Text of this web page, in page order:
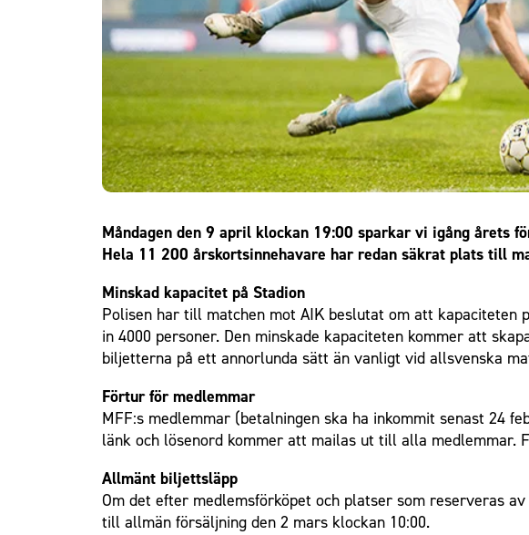
Om Malmö FF
Måndagen den 9 april klockan 19:00 sparkar vi igång årets
Hela 11 200 årskortsinnehavare har redan säkrat plats till
Minskad kapacitet på Stadion
Polisen har till matchen mot AIK beslutat om att
in 4000 personer. Den minskade kapaciteten kommer att
biljetterna på ett annorlunda sätt än vanligt vid allsvenska
Förtur för medlemmar
MFF:s medlemmar (betalningen ska ha inkommit senast 24
länk och lösenord kommer att mailas ut till alla medlemmar.
Allmänt biljettsläpp
Om det efter medlemsförköpet och platser som reserveras
till allmän försäljning den 2 mars klockan 10:00.